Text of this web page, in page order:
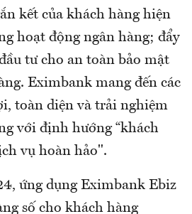
kết của khách hàng hiện
hoạt động ngân hàng; đẩy
tư cho an toàn bảo mật
Eximbank mang đến các
toàn diện và trải nghiệm
với định hướng “khách
vụ hoàn hảo".
ứng dụng Eximbank Ebiz
số cho khách hàng